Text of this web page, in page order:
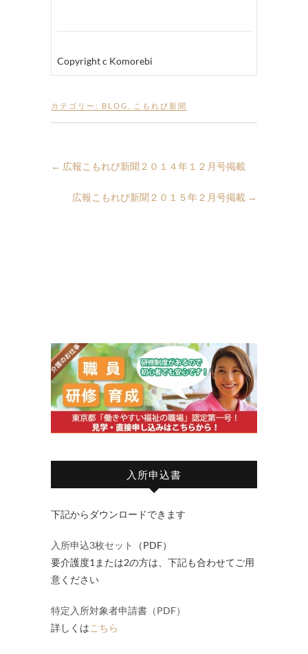
Copyright c Komorebi
カテゴリー: BLOG こもれび新聞
← 広報こもれび新聞２０１４年１２月号掲載
広報こもれび新聞２０１５年２月号掲載 →
入所申込書
下記からダウンロードできます
入所申込3枚セット
（PDF）
要介護度1または2の方は、下記も合わせてご用
意ください
特定入所対象者申請書（PDF）
詳しくはこちら